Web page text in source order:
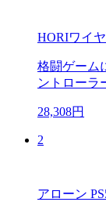
HORIワイ
格闘ゲーム
ントローラ
28,308円
2
アローン